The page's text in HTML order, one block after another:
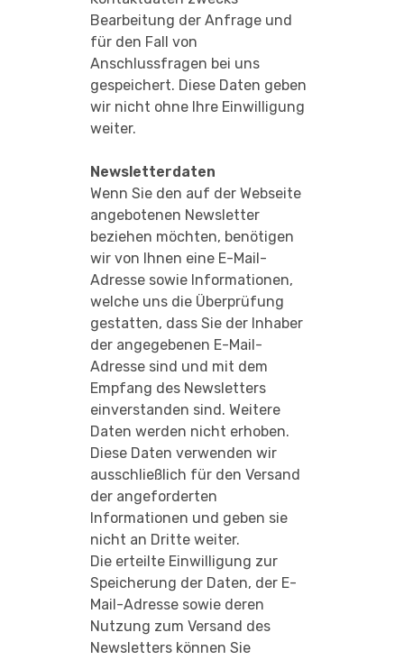
Bearbeitung der Anfrage und
für den Fall von
Anschlussfragen bei uns
gespeichert. Diese Daten geben
wir nicht ohne Ihre Einwilligung
weiter.
Newsletterdaten
Wenn Sie den auf der Webseite
angebotenen Newsletter
beziehen möchten, benötigen
wir von Ihnen eine E-Mail-
Adresse sowie Informationen,
welche uns die Überprüfung
gestatten, dass Sie der Inhaber
der angegebenen E-Mail-
Adresse sind und mit dem
Empfang des Newsletters
einverstanden sind. Weitere
Daten werden nicht erhoben.
Diese Daten verwenden wir
ausschließlich für den Versand
der angeforderten
Informationen und geben sie
nicht an Dritte weiter.
Die erteilte Einwilligung zur
Speicherung der Daten, der E-
Mail-Adresse sowie deren
Nutzung zum Versand des
Newsletters können Sie